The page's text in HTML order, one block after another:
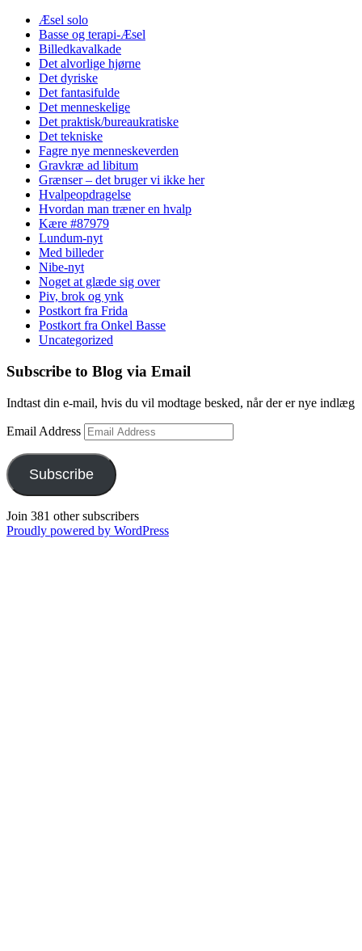
Æsel solo
Basse og terapi-Æsel
Billedkavalkade
Det alvorlige hjørne
Det dyriske
Det fantasifulde
Det menneskelige
Det praktisk/bureaukratiske
Det tekniske
Fagre nye menneskeverden
Gravkræ ad libitum
Grænser – det bruger vi ikke her
Hvalpeopdragelse
Hvordan man træner en hvalp
Kære #87979
Lundum-nyt
Med billeder
Nibe-nyt
Noget at glæde sig over
Piv, brok og ynk
Postkort fra Frida
Postkort fra Onkel Basse
Uncategorized
Subscribe to Blog via Email
Indtast din e-mail, hvis du vil modtage besked, når der er nye indlæg
Email Address
Subscribe
Join 381 other subscribers
Proudly powered by WordPress